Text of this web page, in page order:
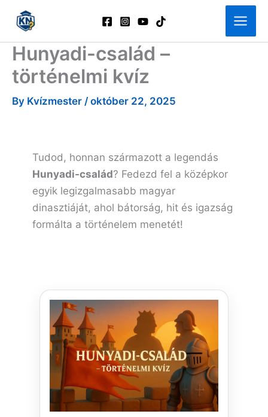
content
Hunyadi-család –
történelmi kvíz
By Kvízmester / október 22, 2025
Tudod, honnan származott a legendás
Hunyadi-család? Fedezd fel a középkor
egyik legizgalmasabb magyar
dinasztiáját, ahol bátorság, hit és igazság
formálta a történelem menetét!